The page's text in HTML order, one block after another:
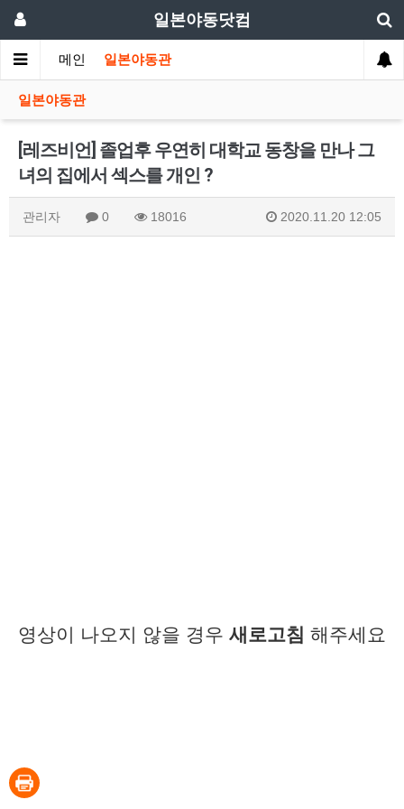
일본야동닷컴
메인 일본야동관
일본야동관
[레즈비언] 졸업후 우연히 대학교 동창을 만나 그
녀의 집에서 섹스를 개인 ?
관리자 0 18016 2020.11.20 12:05
영상이 나오지 않을 경우 새로고침 해주세요